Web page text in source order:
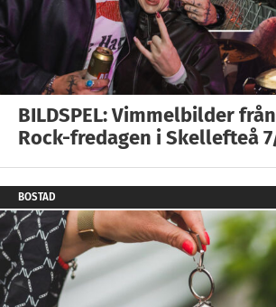
BILDSPEL: Vimmelbilder
Rock-fredagen i Skellefteå
BOSTAD